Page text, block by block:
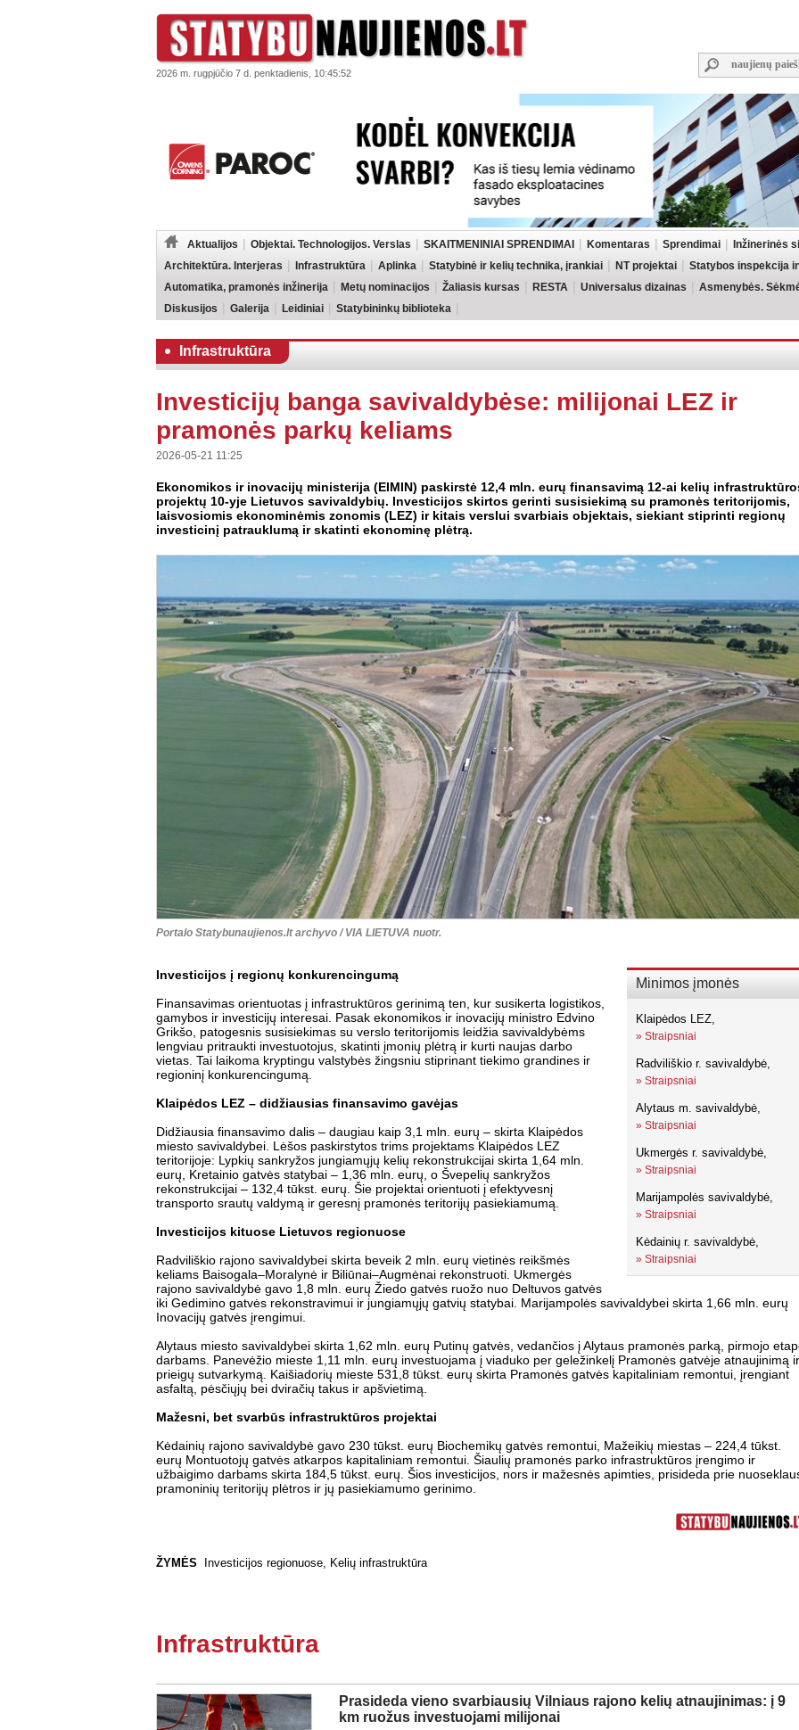
2026 m. rugpjūčio 7 d. penktadienis, 10:45:52
Aktualijos Objektai. Technologijos. Verslas SKAITMENINIAI SPRENDIMAI Komentaras Sprendimai
Inžinerinės
Architektūra. Interjeras
Infrastruktūra Aplinka Statybinė ir kelių technika, įrankiai NT projektai
Statybos inspekcija
Automatika, pramonės inžinerija
Metų nominacijos Žaliasis kursas RESTA Universalus dizainas
Asmenybės.
Diskusijos
Galerija Leidiniai Statybininkų biblioteka
Infrastruktūra
Investicijų banga savivaldybėse: milijonai LEZ ir
pramonės parkų keliams
2026-05-21 11:25
Ekonomikos ir inovacijų ministerija (EIMIN) paskirstė 12,4 mln. eurų finansavimą 12-ai kelių
projektų 10-yje Lietuvos savivaldybių. Investicijos skirtos gerinti susisiekimą su pramonės teritorijomis,
laisvosiomis ekonominėmis zonomis (LEZ) ir kitais verslui svarbiais objektais, siekiant stiprinti regionų
investicinį patrauklumą ir skatinti ekonominę plėtrą.
Portalo Statybunaujienos.lt archyvo / VIA LIETUVA nuotr.
Minimos įmonės
Klaipėdos LEZ,
» Straipsniai
Radviliškio r. savivaldybė,
» Straipsniai
Alytaus m. savivaldybė,
» Straipsniai
Ukmergės r. savivaldybė,
» Straipsniai
Marijampolės savivaldybė,
» Straipsniai
Kėdainių r. savivaldybė,
» Straipsniai
Investicijos į regionų konkurencingumą
Finansavimas orientuotas į infrastruktūros gerinimą ten, kur susikerta logistikos,
gamybos ir investicijų interesai. Pasak ekonomikos ir inovacijų ministro Edvino
Grikšo, patogesnis susisiekimas su verslo teritorijomis leidžia savivaldybėms
lengviau pritraukti investuotojus, skatinti įmonių plėtrą ir kurti naujas darbo
vietas. Tai laikoma kryptingu valstybės žingsniu stiprinant tiekimo grandines ir
regioninį konkurencingumą.
Klaipėdos LEZ – didžiausias finansavimo gavėjas
Didžiausia finansavimo dalis – daugiau kaip 3,1 mln. eurų – skirta Klaipėdos
miesto savivaldybei. Lėšos paskirstytos trims projektams Klaipėdos LEZ
teritorijoje: Lypkių sankryžos jungiamųjų kelių rekonstrukcijai skirta 1,64 mln.
eurų, Kretainio gatvės statybai – 1,36 mln. eurų, o Švepelių sankryžos
rekonstrukcijai – 132,4 tūkst. eurų. Šie projektai orientuoti į efektyvesnį
transporto srautų valdymą ir geresnį pramonės teritorijų pasiekiamumą.
Investicijos kituose Lietuvos regionuose
Radviliškio rajono savivaldybei skirta beveik 2 mln. eurų vietinės reikšmės
keliams Baisogala–Moralynė ir Biliūnai–Augmėnai rekonstruoti. Ukmergės
rajono savivaldybė gavo 1,8 mln. eurų Žiedo gatvės ruožo nuo Deltuvos gatvės
iki Gedimino gatvės rekonstravimui ir jungiamųjų gatvių statybai. Marijampolės savivaldybei skirta 1,66 mln. eurų
Inovacijų gatvės įrengimui.
Alytaus miesto savivaldybei skirta 1,62 mln. eurų Putinų gatvės, vedančios į Alytaus pramonės parką, pirmojo
darbams. Panevėžio mieste 1,11 mln. eurų investuojama į viaduko per geležinkelį Pramonės gatvėje atnaujinimą ir
prieigų sutvarkymą. Kaišiadorių mieste 531,8 tūkst. eurų skirta Pramonės gatvės kapitaliniam remontui, įrengiant
asfaltą, pėsčiųjų bei dviračių takus ir apšvietimą.
Mažesni, bet svarbūs infrastruktūros projektai
Kėdainių rajono savivaldybė gavo 230 tūkst. eurų Biochemikų gatvės remontui, Mažeikių miestas – 224,4 tūkst.
eurų Montuotojų gatvės atkarpos kapitaliniam remontui. Šiaulių pramonės parko infrastruktūros įrengimo ir
užbaigimo darbams skirta 184,5 tūkst. eurų. Šios investicijos, nors ir mažesnės apimties, prisideda prie
pramoninių teritorijų plėtros ir jų pasiekiamumo gerinimo.
ŽYMĖS Investicijos regionuose, Kelių infrastruktūra
Infrastruktūra
Prasideda vieno svarbiausių Vilniaus rajono kelių atnaujinimas: į 9
km ruožus investuojami milijonai